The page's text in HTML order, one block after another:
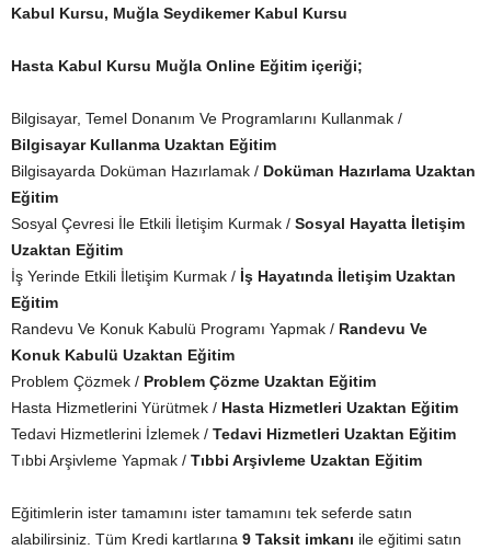
Kabul Kursu, Muğla Seydikemer Kabul Kursu
Hasta Kabul Kursu Muğla Online Eğitim içeriği;
Bilgisayar, Temel Donanım Ve Programlarını Kullanmak /
Bilgisayar Kullanma Uzaktan Eğitim
Bilgisayarda Doküman Hazırlamak / Doküman Hazırlama Uzaktan
Eğitim
Sosyal Çevresi İle Etkili İletişim Kurmak / Sosyal Hayatta İletişim
Uzaktan Eğitim
İş Yerinde Etkili İletişim Kurmak / İş Hayatında İletişim Uzaktan
Eğitim
Randevu Ve Konuk Kabulü Programı Yapmak / Randevu Ve
Konuk Kabulü Uzaktan Eğitim
Problem Çözmek / Problem Çözme Uzaktan Eğitim
Hasta Hizmetlerini Yürütmek / Hasta Hizmetleri Uzaktan Eğitim
Tedavi Hizmetlerini İzlemek / Tedavi Hizmetleri Uzaktan Eğitim
Tıbbi Arşivleme Yapmak / Tıbbi Arşivleme Uzaktan Eğitim
Eğitimlerin ister tamamını ister tamamını tek seferde satın
alabilirsiniz. Tüm Kredi kartlarına 9 Taksit imkanı ile eğitimi satın